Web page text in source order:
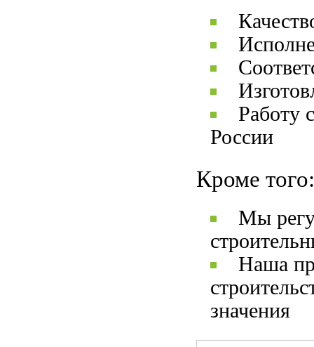
Работу
России
Кроме того:
Мы
Наша
значения